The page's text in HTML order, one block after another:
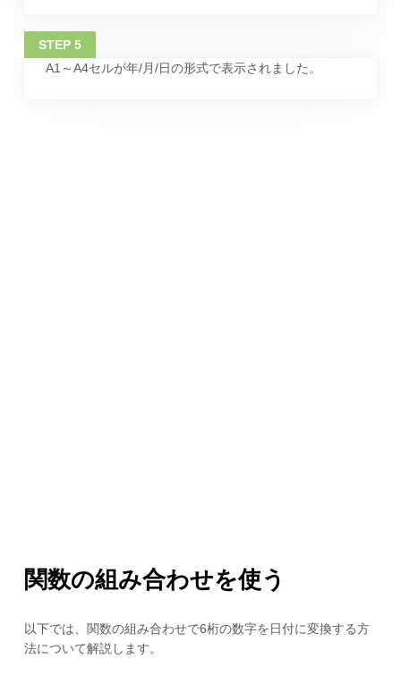
A1～A4セルが年/月/日の形式で表示されました。
関数の組み合わせを使う
以下では、関数の組み合わせで6桁の数字を日付に変換する方
法について解説します。